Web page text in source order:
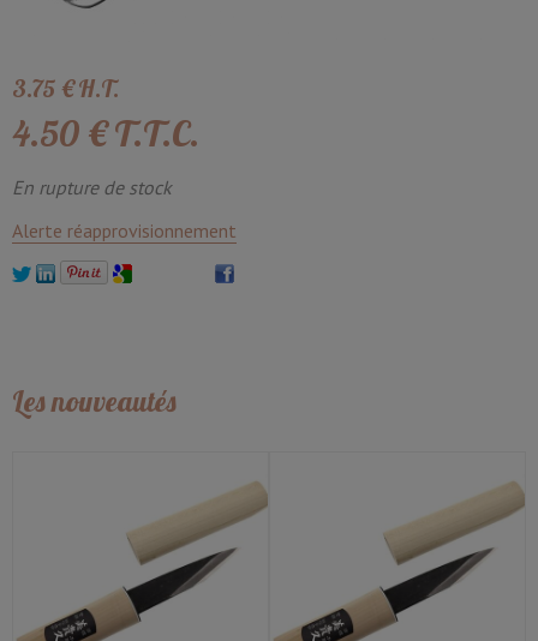
3.75 €H.T.
4.50 €T.T.C.
En rupture de stock
Alerte réapprovisionnement
Les nouveautés